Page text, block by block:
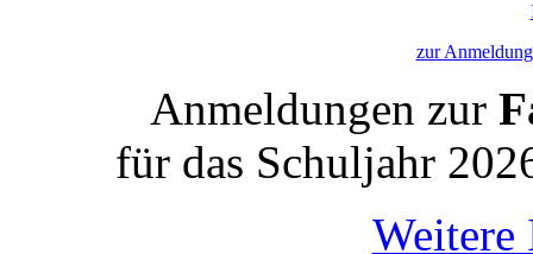
zur
Anmeldungen zur
für das Schuljahr
Weitere